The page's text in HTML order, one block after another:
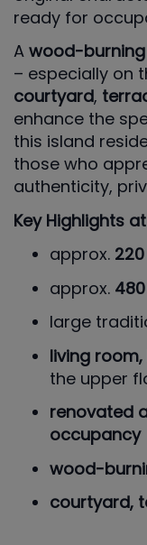
ready for
A wood-
– especially on
courtyard,
enhance the
this island
those who
authenticity,
Key Highlights
approx.
approx.
large
living
the upper
renovated
occupancy
wood-
courtyard,